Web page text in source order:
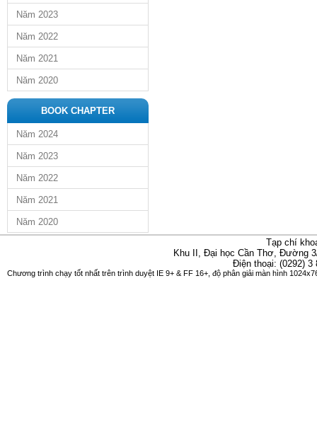
Năm 2023
Năm 2022
Năm 2021
Năm 2020
BOOK CHAPTER
Năm 2024
Năm 2023
Năm 2022
Năm 2021
Năm 2020
Tạp chí
Khu II, Đại học Cần Thơ, Đường
Điện thoại: (0292)
Chương trình chạy tốt nhất trên trình duyệt IE 9+ & FF 16+, độ phân giải màn hình